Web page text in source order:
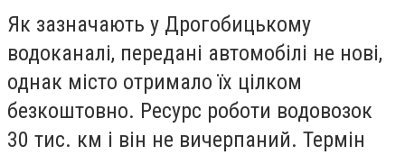
Як зазначають у Дрогобицькому
водоканалі, передані автомобілі не нові,
однак місто отримало їх цілком
безкоштовно. Ресурс роботи водовозок
30 тис. км і він не вичерпаний. Термін